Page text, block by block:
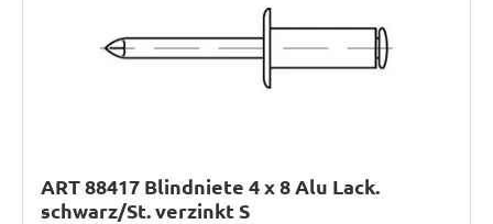
ART 88417 Blindniete 4 x 8 Alu Lack.
schwarz/St. verzinkt S